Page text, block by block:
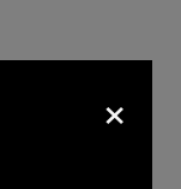
탄 소년 가
×